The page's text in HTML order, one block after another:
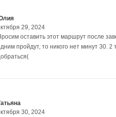
29, 2024
оставить этот маршрут после
пройдут, то никого нет минут 30.
30, 2024